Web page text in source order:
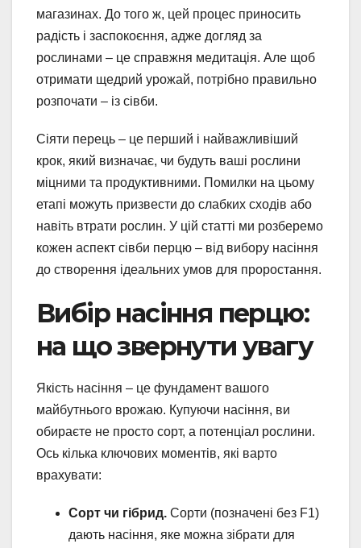
магазинах. До того ж, цей процес приносить
радість і заспокоєння, адже догляд за
рослинами – це справжня медитація. Але щоб
отримати щедрий урожай, потрібно правильно
розпочати – із сівби.
Сіяти перець – це перший і найважливіший
крок, який визначає, чи будуть ваші рослини
міцними та продуктивними. Помилки на цьому
етапі можуть призвести до слабких сходів або
навіть втрати рослин. У цій статті ми розберемо
кожен аспект сівби перцю – від вибору насіння
до створення ідеальних умов для проростання.
Вибір насіння перцю:
на що звернути увагу
Якість насіння – це фундамент вашого
майбутнього врожаю. Купуючи насіння, ви
обираєте не просто сорт, а потенціал рослини.
Ось кілька ключових моментів, які варто
врахувати:
Сорт чи гібрид. Сорти (позначені без F1)
дають насіння, яке можна зібрати для